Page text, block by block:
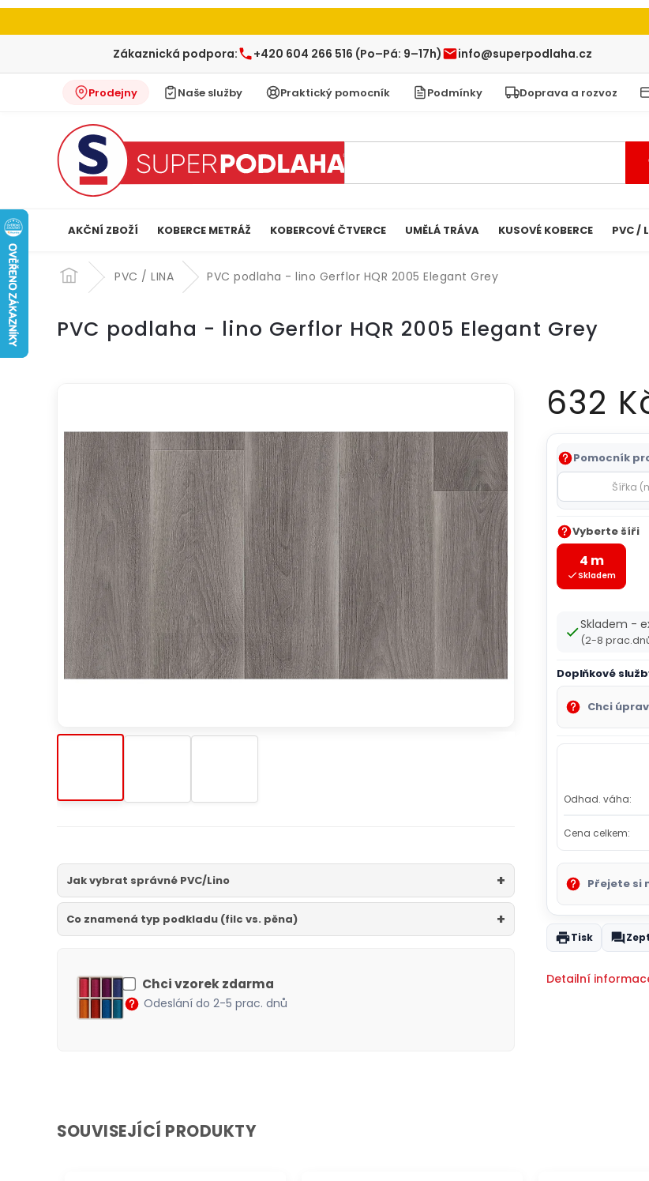
Zákaznická podpora: +420 604 266 516 (Po–Pá: 9–17h) info@superpodlaha.cz
Prodejny Naše služby Praktický pomocník Podmínky Doprava a rozvoz
AKČNÍ ZBOŽÍ KOBERCE METRÁŽ KOBERCOVÉ ČTVERCE UMĚLÁ TRÁVA KUSOVÉ KOBERCE PVC /
Přejít
na
obsah
PVC / LINA PVC podlaha - lino Gerflor HQR 2005 Elegant Grey
PVC podlaha - lino Gerflor HQR 2005 Elegant Grey
Jak vybrat správné PVC/Lino
Co znamená typ podkladu (filc vs. pěna)
Chci vzorek zdarma
Odeslání do 2-5 prac. dnů
632
Měrná
cena:
Pomocník
Vyberte šíři
4 m
Skladem
Skladem -
(2-8
Doplňkové
Chci
Odhad. váha:
Cena celkem:
Přejete si
Tisk
Detailní
SOUVISEJÍCÍ PRODUKTY